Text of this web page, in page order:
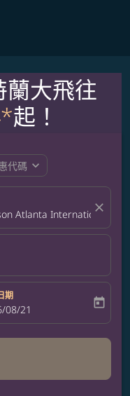
大飛往
起！
代碼 expand_more
Atlanta International
close
期
return-date-aria-label
08/21 today